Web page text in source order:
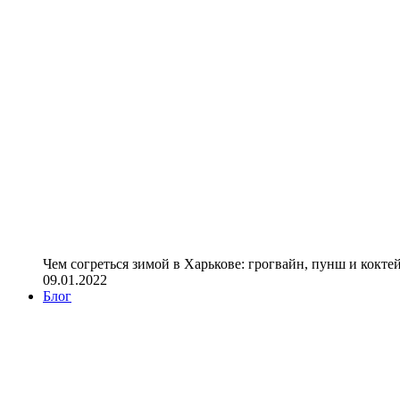
Чем согреться зимой в Харькове: грогвайн, пунш и
09.01.2022
Блог